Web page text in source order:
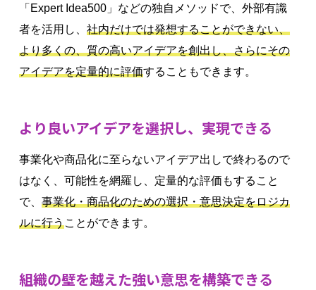
「Expert Idea500」などの独自メソッドで、外部有識
者を活用し、 社内だけでは発想することができない、
より多くの、質の高いアイデアを創出し、さらにその
アイデアを定量的に評価することもできます。
より良いアイデアを選択し、実現できる
事業化や商品化に至らないアイデア出しで終わるので
はなく、可能性を網羅し、定量的な評価もすること
で、 事業化・商品化のための選択・意思決定をロジカ
ルに行うことができます。
組織の壁を越えた強い意思を構築できる